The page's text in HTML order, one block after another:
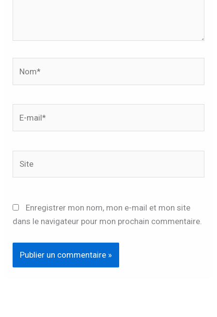
Enregistrer mon nom, mon e-mail et mon site
dans le navigateur pour mon prochain commentaire.